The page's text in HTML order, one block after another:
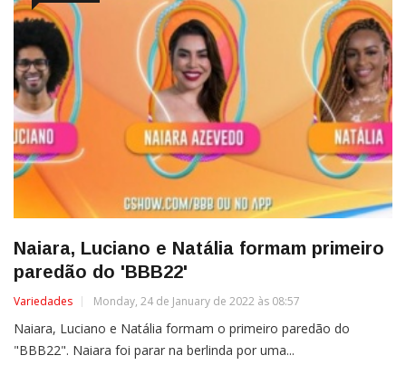
Naiara, Luciano e Natália formam primeiro
paredão do 'BBB22'
Variedades Monday, 24 de January de 2022 às 08:57
Naiara, Luciano e Natália formam o primeiro paredão do
"BBB22". Naiara foi parar na berlinda por uma...